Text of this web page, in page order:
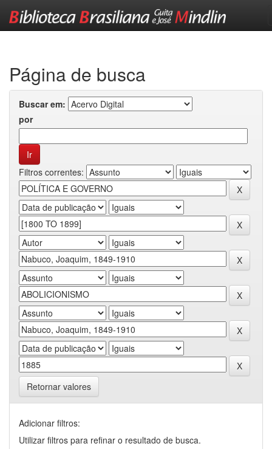
Página de busca
Buscar em:
por
Filtros correntes:
Retornar valores
Adicionar filtros:
Utilizar filtros para refinar o resultado de busca.